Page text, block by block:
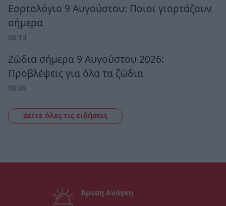
Εορτολόγιο 9 Αυγούστου: Ποιοι γιορτάζουν
σήμερα
08:10
Ζώδια σήμερα 9 Αυγούστου 2026:
Προβλέψεις για όλα τα ζώδια
08:06
Δείτε όλες τις ειδήσεις
Άμεση Ανάγκη